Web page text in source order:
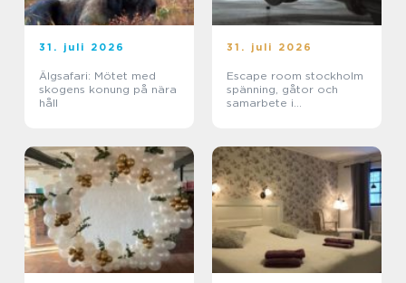
31. juli 2026
Älgsafari: Mötet med
skogens konung på nära
håll
31. juli 2026
Escape room stockholm
spänning, gåtor och
samarbete i